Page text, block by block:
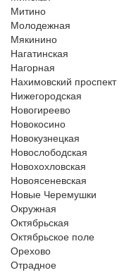
Митино
Молодежная
Мякинино
Нагатинская
Нагорная
Нахимовский проспект
Нижегородская
Новогиреево
Новокосино
Новокузнецкая
Новослободская
Новохохловская
Новоясеневская
Новые Черемушки
Окружная
Октябрьская
Октябрьское поле
Орехово
Отрадное